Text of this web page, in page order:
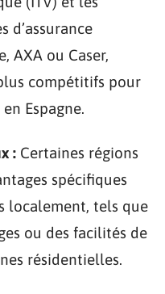
d’assurance
AXA ou Caser,
compétitifs pour
Espagne.
: Certaines régions
spécifiques
localement, tels que
ou des facilités de
résidentielles.